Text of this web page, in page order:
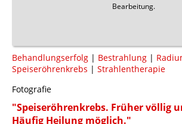
Bearbeitung.
Behandlungserfolg | Bestrahlung |
Speiseröhrenkrebs | Strahlentherapie
Fotografie
"Speiseröhrenkrebs. Früher völlig
Häufig Heilung möglich."